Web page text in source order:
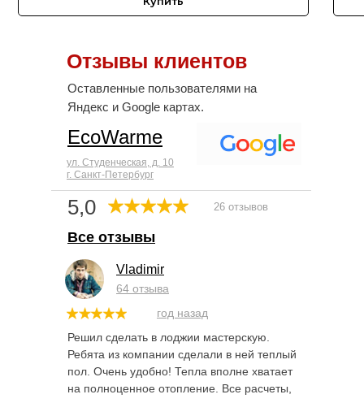
Отзывы клиентов
Оставленные пользователями на
Яндекс и Google картах.
5,0
ул. Студенческая, д. 10
г. Санкт-Петербург
EcoWarme
26 отзывов
Все отзывы
Vladimir
64 отзыва
год назад
Решил сделать в лоджии мастерскую.
Ребята из компании сделали в ней теплый
пол. Очень удобно! Тепла вполне хватает
на полноценное отопление. Все расчеты,